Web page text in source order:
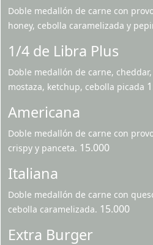
Doble medallón de carne con
honey, cebolla caramelizada y
1/4 de Libra Plus
Doble medallón de carne,
mostaza, ketchup, cebolla picada
Americana
Doble medallón de carne con
crispy y panceta. 15.000
Italiana
Doble medallón de carne con
cebolla caramelizada. 15.000
Extra Burger